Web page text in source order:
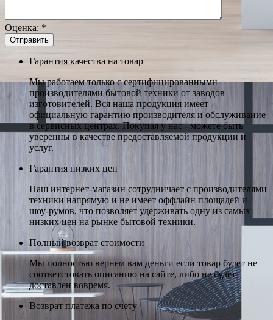
Оценка: *
Гарантия качества на товар
Мы работаем только с сертифицированными
производителями бытовой техники от заводов
изготовителей. Вся наша продукция имеет
официальную гарантию производителя и обслуживание
в сервисных центрах. Покупая у нас - можете быть
уверенны в качестве предоставляемой продукции и
услуг.
Гарантия низких цен
Наш интернет-магазин сотрудничает с производителями
техники напрямую и не имеет оффлайн площадей и
шоу-румов, что позволяет удерживать одну из самых
низких цен на рынке бытовой техники.
Полный возврат стоимости
Мы полностью вернем вам деньги если товар будет не
соответстовать описанию на сайте, либо не будет
доставлен вовремя.
Возврат платежа по счету